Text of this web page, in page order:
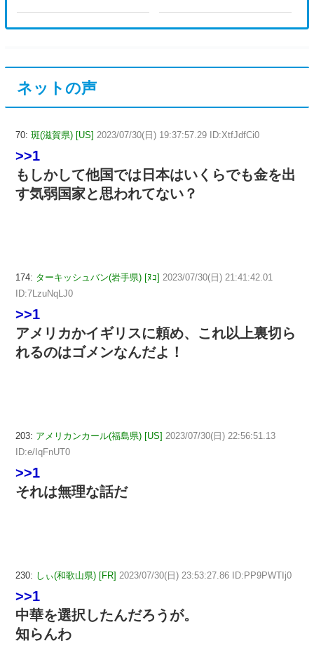
ネットの声
70: 斑(滋賀県) [US] 2023/07/30(日) 19:37:57.29 ID:XtfJdfCi0
>>1
もしかして他国では日本はいくらでも金を出
す気弱国家と思われてない？
174: ターキッシュバン(岩手県) [ﾇｺ] 2023/07/30(日) 21:41:42.01
ID:7LzuNqLJ0
>>1
アメリカかイギリスに頼め、これ以上裏切ら
れるのはゴメンなんだよ！
203: アメリカンカール(福島県) [US] 2023/07/30(日) 22:56:51.13
ID:e/IqFnUT0
>>1
それは無理な話だ
230: しぃ(和歌山県) [FR] 2023/07/30(日) 23:53:27.86 ID:PP9PWTIj0
>>1
中華を選択したんだろうが。
知らんわ